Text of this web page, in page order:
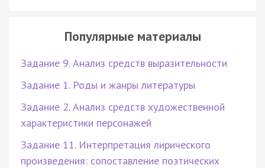
Популярные материалы
Задание 9. Анализ средств выразительности
Задание 1. Роды и жанры литературы
Задание 2. Анализ средств художественной
характеристики персонажей
Задание 11. Интерпретация лирического
произведения: сопоставление поэтических